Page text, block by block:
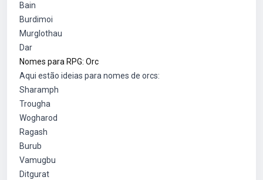
Bain
Burdimoi
Murglothau
Dar
Nomes para RPG: Orc
Aqui estão ideias para nomes de orcs:
Sharamph
Trougha
Wogharod
Ragash
Burub
Vamugbu
Ditgurat